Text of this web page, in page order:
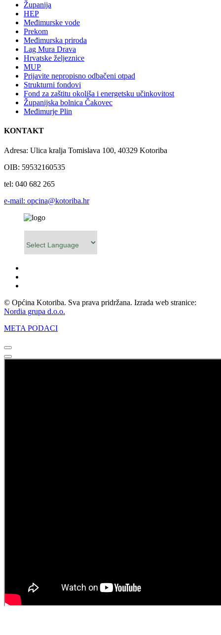
Županija
HEP
Međimurske vode
Prekom
Međimurska priroda
Lag Mura Drava
Hrvatske željeznice
MUP
Prijavite nepropisno odbačeni otpad
Strukturni fondovi
Fond za zaštitu okoliša i energetsku učinkovitost
Županijska bolnica Čakovec
Međimurje Plin
KONTAKT
Adresa: Ulica kralja Tomislava 100, 40329 Kotoriba
OIB: 59532160535
tel: 040 682 265
e-mail: opcina@kotoriba.hr
© Općina Kotoriba. Sva prava pridržana. Izrada web stranice:
Nordia grupa d.o.o.
META PODACI